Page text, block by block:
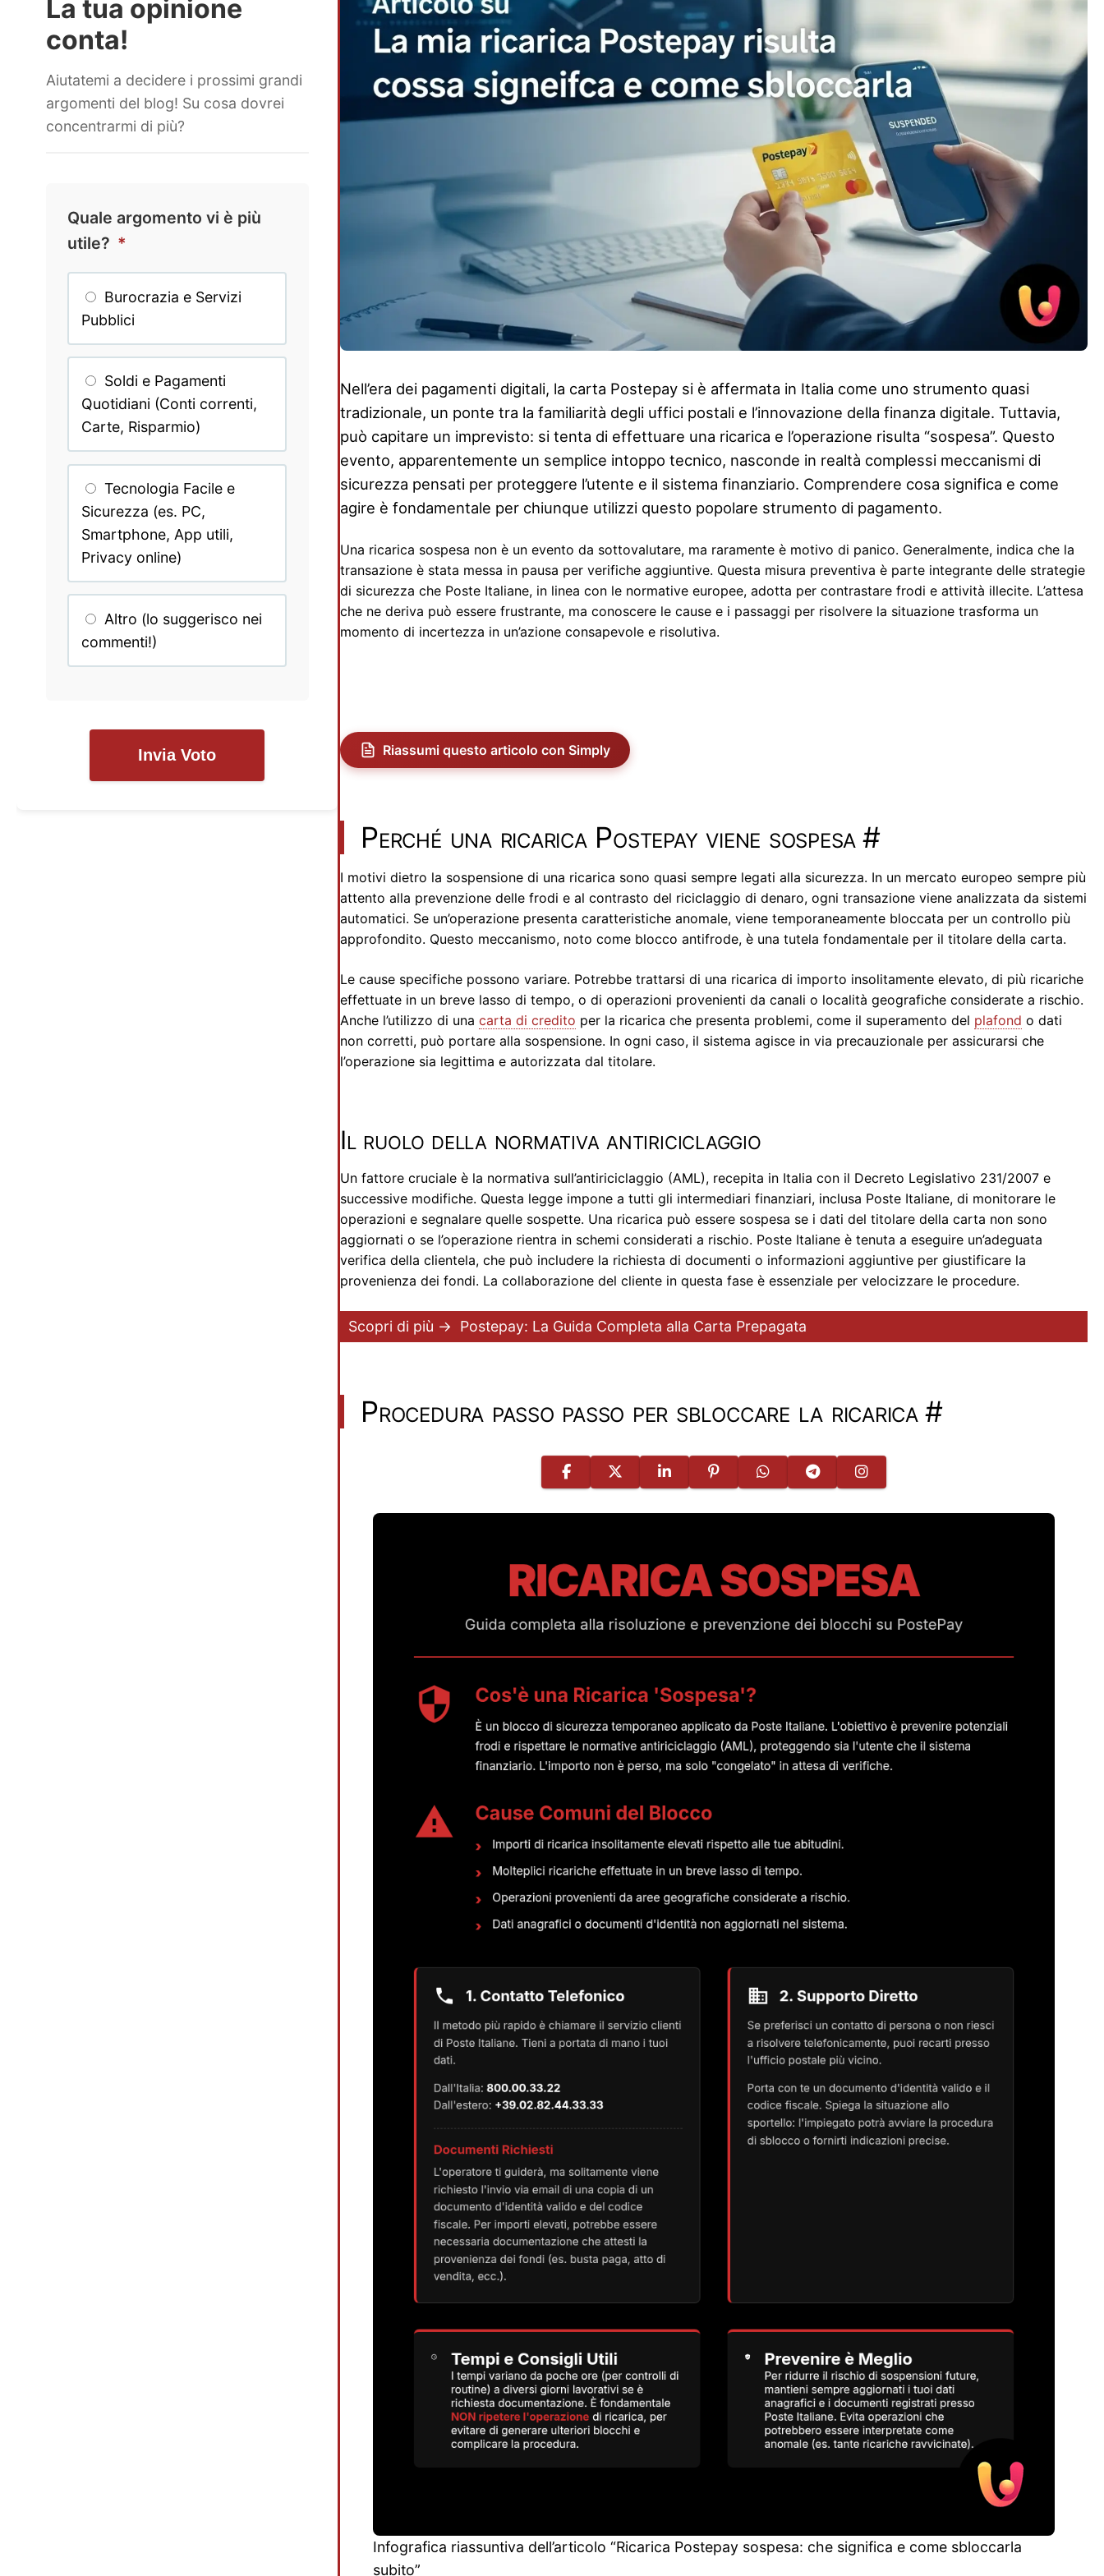
La tua opinione
conta!
Aiutatemi a decidere i prossimi grandi
argomenti del blog! Su cosa dovrei
concentrarmi di più?
Quale argomento vi è più
utile? *
Burocrazia e Servizi
Pubblici
Soldi e Pagamenti
Quotidiani (Conti correnti,
Carte, Risparmio)
Tecnologia Facile e
Sicurezza (es. PC,
Smartphone, App utili,
Privacy online)
Altro (lo suggerisco nei
commenti!)
Invia Voto
Nell’era dei pagamenti digitali, la carta Postepay si è affermata in Italia come uno strumento quasi
tradizionale, un ponte tra la familiarità degli uffici postali e l’innovazione della finanza digitale. Tuttavia,
può capitare un imprevisto: si tenta di effettuare una ricarica e l’operazione risulta “sospesa”. Questo
evento, apparentemente un semplice intoppo tecnico, nasconde in realtà complessi meccanismi di
sicurezza pensati per proteggere l’utente e il sistema finanziario. Comprendere cosa significa e come
agire è fondamentale per chiunque utilizzi questo popolare strumento di pagamento.
Una ricarica sospesa non è un evento da sottovalutare, ma raramente è motivo di panico. Generalmente, indica che la
transazione è stata messa in pausa per verifiche aggiuntive. Questa misura preventiva è parte integrante delle strategie
di sicurezza che Poste Italiane, in linea con le normative europee, adotta per contrastare frodi e attività illecite. L’attesa
che ne deriva può essere frustrante, ma conoscere le cause e i passaggi per risolvere la situazione trasforma un
momento di incertezza in un’azione consapevole e risolutiva.
Riassumi questo articolo con Simply
Perché una ricarica Postepay viene sospesa#
I motivi dietro la sospensione di una ricarica sono quasi sempre legati alla sicurezza. In un mercato europeo sempre più
attento alla prevenzione delle frodi e al contrasto del riciclaggio di denaro, ogni transazione viene analizzata da sistemi
automatici. Se un’operazione presenta caratteristiche anomale, viene temporaneamente bloccata per un controllo più
approfondito. Questo meccanismo, noto come blocco antifrode, è una tutela fondamentale per il titolare della carta.
Le cause specifiche possono variare. Potrebbe trattarsi di una ricarica di importo insolitamente elevato, di più ricariche
effettuate in un breve lasso di tempo, o di operazioni provenienti da canali o località geografiche considerate a rischio.
Anche l’utilizzo di unacarta di credito per la ricarica che presenta problemi, come il superamento del plafond o dati
non corretti, può portare alla sospensione. In ogni caso, il sistema agisce in via precauzionale per assicurarsi che
l’operazione sia legittima e autorizzata dal titolare.
Il ruolo della normativa antiriciclaggio
Un fattore cruciale è la normativa sull’antiriciclaggio (AML), recepita in Italia con il Decreto Legislativo 231/2007 e
successive modifiche. Questa legge impone a tutti gli intermediari finanziari, inclusa Poste Italiane, di monitorare le
operazioni e segnalare quelle sospette. Una ricarica può essere sospesa se i dati del titolare della carta non sono
aggiornati o se l’operazione rientra in schemi considerati a rischio. Poste Italiane è tenuta a eseguire un’adeguata
verifica della clientela, che può includere la richiesta di documenti o informazioni aggiuntive per giustificare la
provenienza dei fondi. La collaborazione del cliente in questa fase è essenziale per velocizzare le procedure.
Scopri di più → Postepay: La Guida Completa alla Carta Prepagata
Procedura passo passo per sbloccare la ricarica#
Infografica riassuntiva dell’articolo “Ricarica Postepay sospesa: che significa e come sbloccarla
subito”